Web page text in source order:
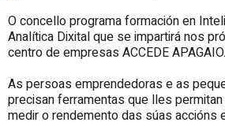
O concello programa formación en
Analítica Dixital que se impartirá nos
centro de empresas ACCEDE APAGAIO.
As persoas emprendedoras e as
precisan ferramentas que lles
medir o rendemento das súas accións